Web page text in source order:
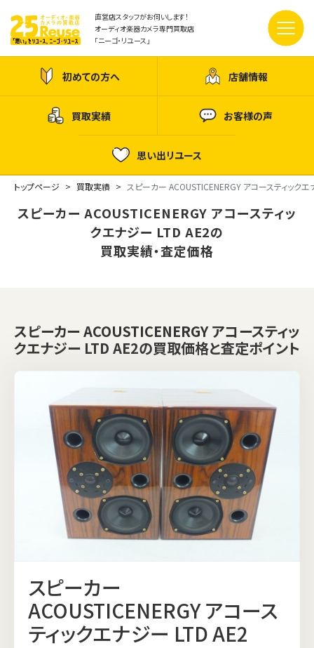
直営店スタッフがお伺いします！
オーディオ楽器カメラ専門買取店
「ニーゴ・リユース」
初めての方へ 店舗情報
買取実績 お客様の声
思い出リユース
トップページ 買取実績 スピーカー ACOUSTICENERGY アコースティックエ
スピーカー ACOUSTICENERGY アコースティッ
クエナジー LTD AE2の
買取実績・査定価格
スピーカー ACOUSTICENERGY アコースティッ
クエナジー LTD AE2の買取価格と査定ポイント
スピーカー
ACOUSTICENERGY アコース
ティックエナジー LTD AE2